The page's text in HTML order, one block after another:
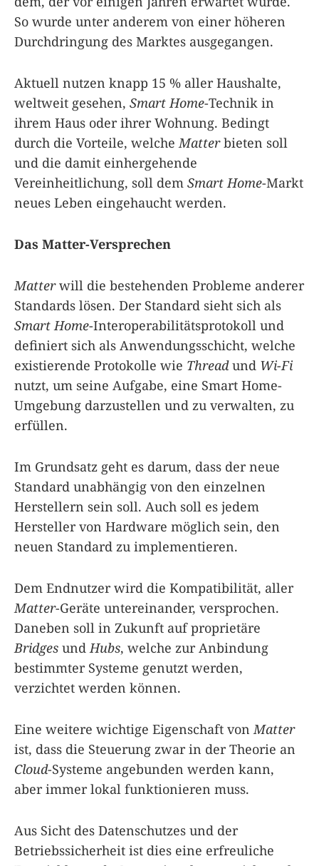
So wurde unter anderem von einer höheren
Durchdringung des Marktes ausgegangen.
Aktuell nutzen knapp 15 % aller Haushalte,
weltweit gesehen, Smart Home-Technik in
ihrem Haus oder ihrer Wohnung. Bedingt
durch die Vorteile, welche Matterbieten soll
und die damit einhergehende
Vereinheitlichung, soll dem Smart Home-Markt
neues Leben eingehaucht werden.
Das Matter-Versprechen
Matterwill die bestehenden Probleme anderer
Standards lösen. Der Standard sieht sich als
Smart Home-Interoperabilitätsprotokoll und
definiert sich als Anwendungsschicht, welche
existierende Protokolle wie Threadund Wi-Fi
nutzt, um seine Aufgabe, eine Smart Home-
Umgebung darzustellen und zu verwalten, zu
erfüllen.
Im Grundsatz geht es darum, dass der neue
Standard unabhängig von den einzelnen
Herstellern sein soll. Auch soll es jedem
Hersteller von Hardware möglich sein, den
neuen Standard zu implementieren.
Dem Endnutzer wird die Kompatibilität, aller
Matter-Geräte untereinander, versprochen.
Daneben soll in Zukunft auf proprietäre
Bridges und Hubs, welche zur Anbindung
bestimmter Systeme genutzt werden,
verzichtet werden können.
Eine weitere wichtige Eigenschaft von Matter
ist, dass die Steuerung zwar in der Theorie an
Cloud-Systeme angebunden werden kann,
aber immer lokal funktionieren muss.
Aus Sicht des Datenschutzes und der
Betriebssicherheit ist dies eine erfreuliche